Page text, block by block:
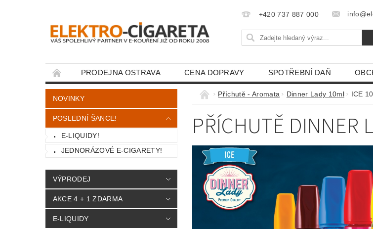
+420 737 887 000
PRODEJNA OSTRAVA CENA DOPRAVY SPOTŘEBNÍ DAŇ
KONTAKTY
NOVINKY
POSLEDNÍ ŠANCE!
E-LIQUIDY!
JEDNORÁZOVÉ E-CIGARETY!
VÝPRODEJ
AKCE 4 + 1 ZDARMA
E-LIQUIDY
Příchutě - Aromata Dinner Lady 10ml ICE
PŘÍCHUTĚ DINNER